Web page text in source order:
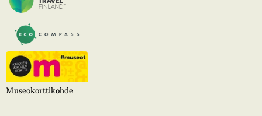
Museokorttikohde